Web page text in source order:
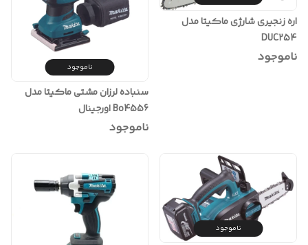
اره زنجیری شارژی ماکیتا مدل
DUC254
ناموجود
ناموجود
سنباده لرزان مشتی ماکیتا مدل
Bo4556 اورجینال
ناموجود
ناموجود